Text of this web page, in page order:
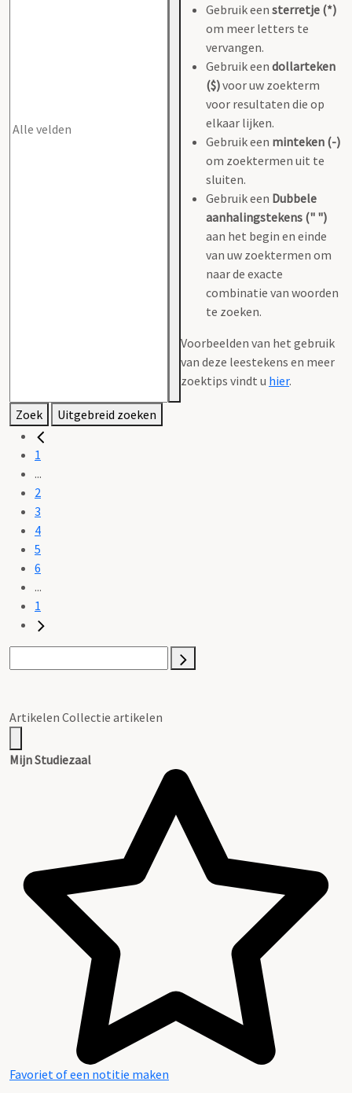
Gebruik een sterretje (*)
om meer letters te
vervangen.
Gebruik een dollarteken
($)voor uw zoekterm
voor resultaten die op
elkaar lijken.
Gebruik een minteken (-)
om zoektermen uit te
sluiten.
Gebruik een Dubbele
aanhalingstekens (" ")
aan het begin en einde
van uw zoektermen om
naar de exacte
combinatie van woorden
te zoeken.
Voorbeelden van het gebruik
van deze leestekens en meer
zoektips vindt u hier.
Zoek Uitgebreid zoeken
1
...
2
3
4
5
6
...
1
Artikelen Collectie artikelen
Mijn Studiezaal
Favoriet of een notitie maken